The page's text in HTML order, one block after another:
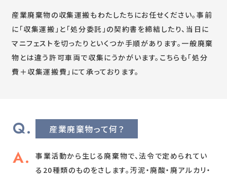
産業廃棄物の収集運搬もわたしたちにお任せください。事前
に「収集運搬」と「処分委託」の契約書を締結したり、当日に
マニフェストを切ったりといくつか手順があります。一般廃棄
物とは違う許可車両で収集にうかがいます。こちらも「処分
費＋収集運搬費」にて承っております。
産業廃棄物って何？
事業活動から生じる廃棄物で、法令で定められてい
る20種類のものをさします。汚泥・廃酸・廃アルカリ・